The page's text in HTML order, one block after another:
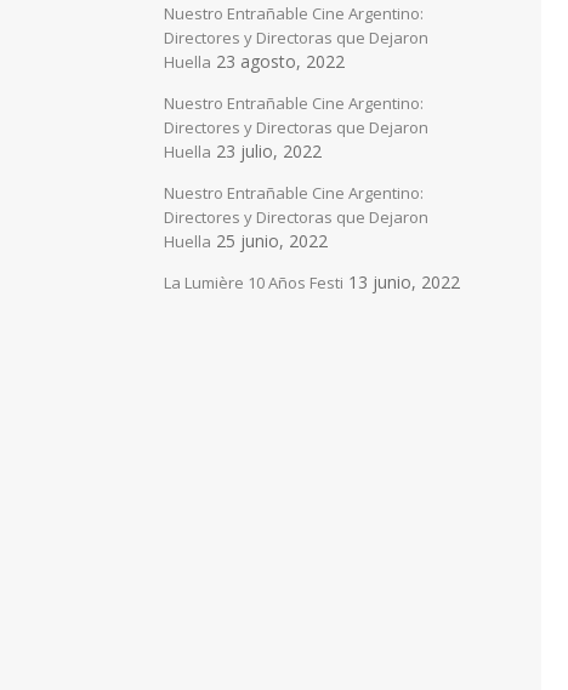
Nuestro Entrañable Cine Argentino:
Directores y Directoras que Dejaron
Huella 23 agosto, 2022
Nuestro Entrañable Cine Argentino:
Directores y Directoras que Dejaron
Huella 23 julio, 2022
Nuestro Entrañable Cine Argentino:
Directores y Directoras que Dejaron
Huella 25 junio, 2022
La Lumière 10 Años Festi 13 junio, 2022